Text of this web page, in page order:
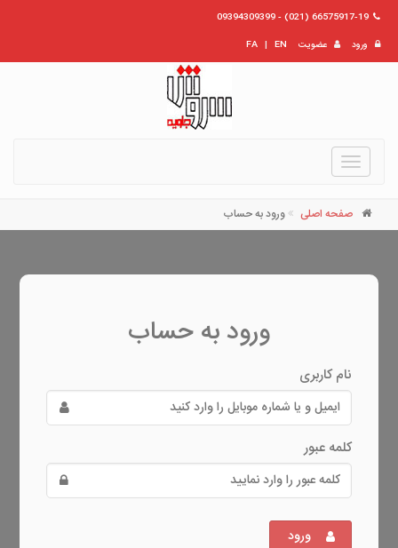
66575917-19 (021) - 09394309399
ورود
عضویت EN
|
FA
Toggle
navigation
صفحه اصلی ورود به حساب
ورود به حساب
نام کاربری
کلمه عبور
ورود